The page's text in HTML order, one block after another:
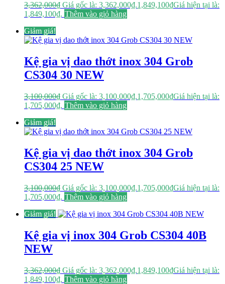
3,362,000₫ Giá gốc là: 3,362,000₫.1,849,100₫Giá hiện tại là:
1,849,100₫. Thêm vào giỏ hàng
Giảm giá!
Kệ gia vị dao thớt inox 304 Grob
CS304 30 NEW
3,100,000₫ Giá gốc là: 3,100,000₫.1,705,000₫Giá hiện tại là:
1,705,000₫. Thêm vào giỏ hàng
Giảm giá!
Kệ gia vị dao thớt inox 304 Grob
CS304 25 NEW
3,100,000₫ Giá gốc là: 3,100,000₫.1,705,000₫Giá hiện tại là:
1,705,000₫. Thêm vào giỏ hàng
Giảm giá!
Kệ gia vị inox 304 Grob CS304 40B
NEW
3,362,000₫ Giá gốc là: 3,362,000₫.1,849,100₫Giá hiện tại là:
1,849,100₫. Thêm vào giỏ hàng